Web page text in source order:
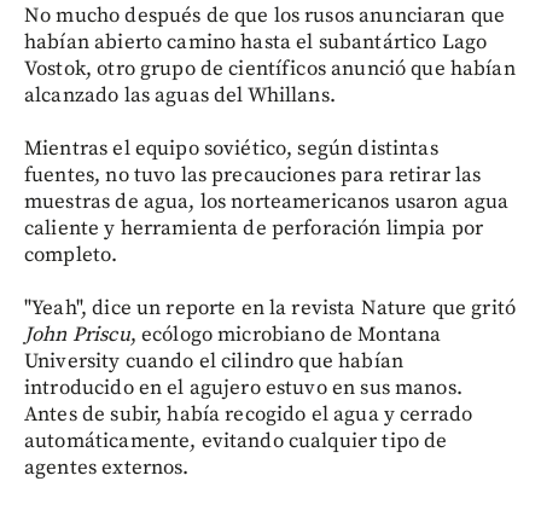
No mucho después de que los rusos anunciaran que
habían abierto camino hasta el subantártico Lago
Vostok, otro grupo de científicos anunció que habían
alcanzado las aguas del Whillans.
Mientras el equipo soviético, según distintas
fuentes, no tuvo las precauciones para retirar las
muestras de agua, los norteamericanos usaron agua
caliente y herramienta de perforación limpia por
completo.
"Yeah", dice un reporte en la revista Nature que gritó
John Priscu, ecólogo microbiano de Montana
University cuando el cilindro que habían
introducido en el agujero estuvo en sus manos.
Antes de subir, había recogido el agua y cerrado
automáticamente, evitando cualquier tipo de
agentes externos.